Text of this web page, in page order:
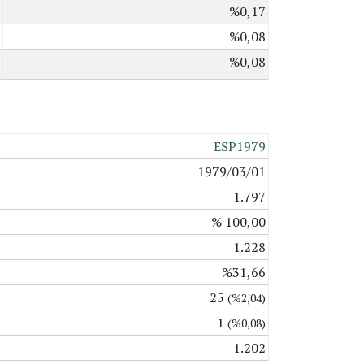
%0,17
%0,08
%0,08
ESP1979
1979/03/01
1.797
% 100,00
1.228
%31,66
25 (%2,04)
1 (%0,08)
1.202